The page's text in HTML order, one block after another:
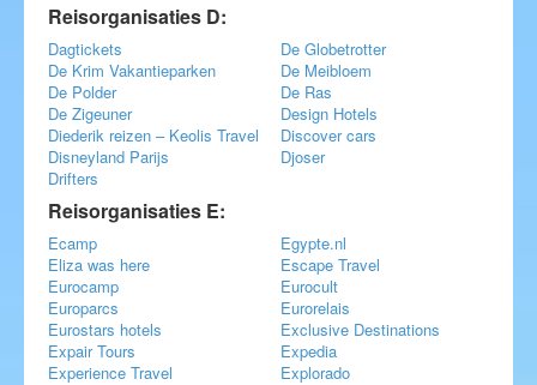
Reisorganisaties D:
Dagtickets
De Globetrotter
De Krim Vakantieparken
De Meibloem
De Polder
De Ras
De Zigeuner
Design Hotels
Diederik reizen – Keolis Travel
Discover cars
Disneyland Parijs
Djoser
Drifters
Reisorganisaties E:
Ecamp
Egypte.nl
Eliza was here
Escape Travel
Eurocamp
Eurocult
Europarcs
Eurorelais
Eurostars hotels
Exclusive Destinations
Expair Tours
Expedia
Experience Travel
Explorado